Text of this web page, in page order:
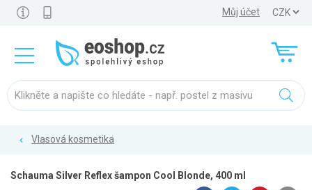
Můj účet
Vlasová kosmetika
Schauma Silver Reflex šampon Cool Blonde, 400 ml